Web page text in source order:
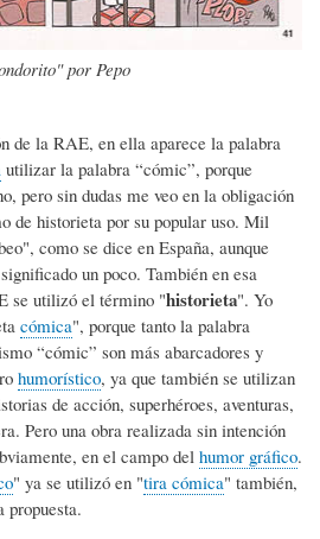
por Pepo
de la RAE, en ella aparece la palabra
utilizar la palabra “cómic”, porque
pero sin dudas me veo en la obligación
de historieta por su popular uso. Mil
como se dice en España, aunque
un poco. También en esa
se utilizó el término "historieta". Yo
cómica", porque tanto la palabra
“cómic” son más abarcadores y
humorístico, ya que también se utilizan
de acción, superhéroes, aventuras,
Pero una obra realizada sin intención
en el campo del humor gráfico.
" ya se utilizó en "tira cómica" también,
propuesta.